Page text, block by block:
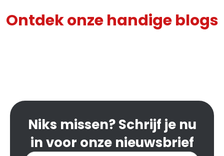
Ontdek onze handige blogs
Niks missen? Schrijf je nu
in voor onze nieuwsbrief